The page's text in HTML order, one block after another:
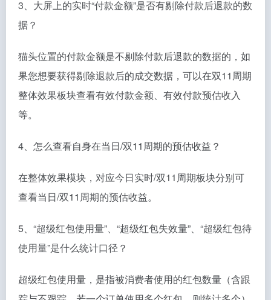
3、大屏上的实时“付款金额”是否有剔除付款后退款的数
据？
猫头位置的付款金额是不剔除付款后退款的数据的，如
果您想要获得剔除退款后的成交数据，可以在双11周期
整体效果板块查看有效付款金额、有效付款预估收入
等。
4、怎么查看自身在当日/双11周期的预估收益？
在整体效果模块，对应今日实时/双11周期板块分别可
查看当日/双11周期的预估收益。
5、“超级红包使用量”、“超级红包失效量”、“超级红包待
使用量”是什么统计口径？
超级红包使用量，是指被消费者使用的红包数量（含跟